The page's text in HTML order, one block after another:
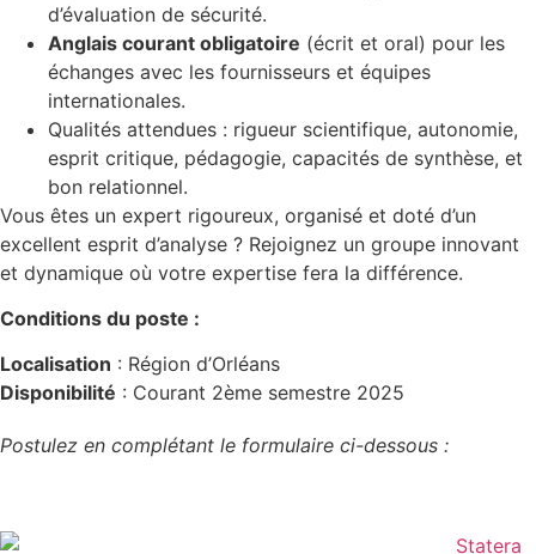
d’évaluation de sécurité.
Anglais courant obligatoire (écrit et oral) pour les
échanges avec les fournisseurs et équipes
internationales.
Qualités attendues : rigueur scientifique, autonomie,
esprit critique, pédagogie, capacités de synthèse, et
bon relationnel.
Vous êtes un expert rigoureux, organisé et doté d’un
excellent esprit d’analyse ? Rejoignez un groupe innovant
et dynamique où votre expertise fera la différence.
Conditions du poste :
Localisation : Région d’Orléans
Disponibilité : Courant 2ème semestre 2025
Postulez en complétant le formulaire ci-dessous :